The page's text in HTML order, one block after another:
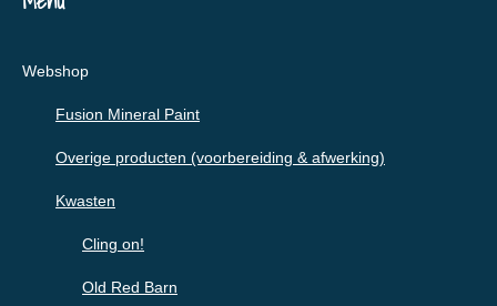
Webshop
Fusion Mineral Paint
Overige producten (voorbereiding & afwerking)
Kwasten
Cling on!
Old Red Barn